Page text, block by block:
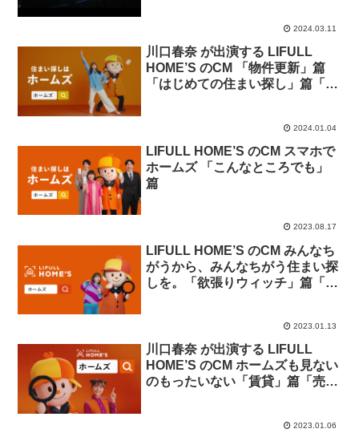
2024.03.11
川口春奈 が出演する LIFULL
HOME’S のCM 「物件更新」篇
「はじめての住まい探し」篇「人
2024.01.04
LIFULL HOME’S のCM スマホで
ホームズ 「こんなところでも」
篇
2023.08.17
LIFULL HOME’S のCM みんなち
がうから、みんなちがう住まい探
しを。「欲張りウィッチ」篇「併
2023.01.13
川口春奈 が出演する LIFULL
HOME’S のCM ホームズも見ない
のもったいない「賃貸」篇「売
2023.01.06